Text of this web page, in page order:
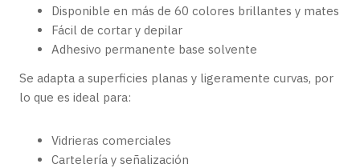
Disponible en más de 60 colores brillantes y mates
Fácil de cortar y depilar
Adhesivo permanente base solvente
Se adapta a superficies planas y ligeramente curvas, por
lo que es ideal para:
Vidrieras comerciales
Cartelería y señalización